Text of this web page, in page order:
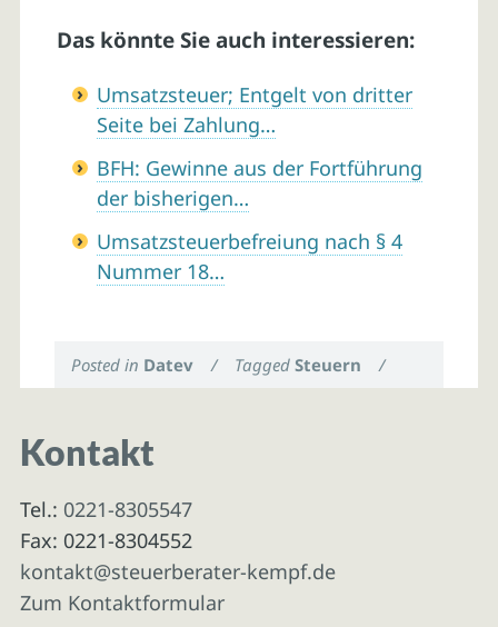
Das könnte Sie auch interessieren:
Umsatzsteuer; Entgelt von dritter
Seite bei Zahlung…
BFH: Gewinne aus der Fortführung
der bisherigen…
Umsatzsteuerbefreiung nach § 4
Nummer 18…
Posted in Datev / TaggedSteuern /
Kontakt
Tel.: 0221-8305547
Fax: 0221-8304552
kontakt@steuerberater-kempf.de
Zum Kontaktformular